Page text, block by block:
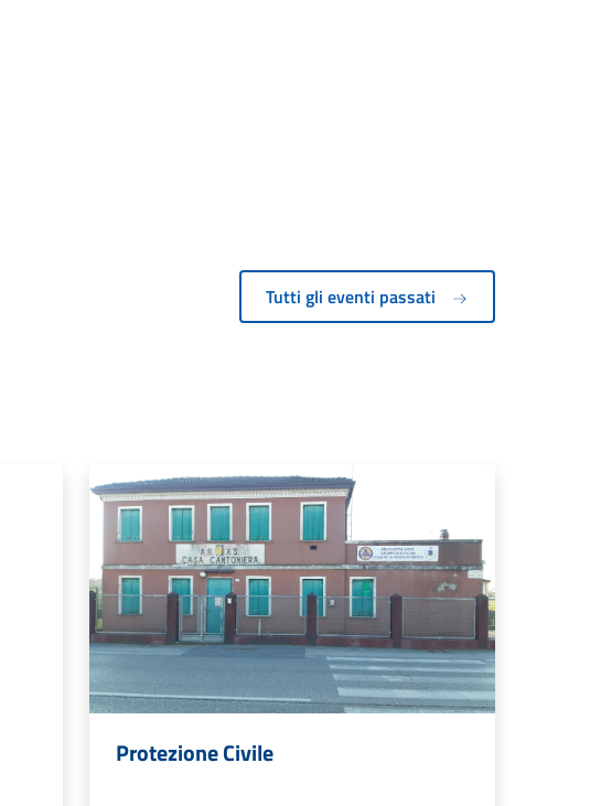
Tutti gli eventi passati
Protezione Civile